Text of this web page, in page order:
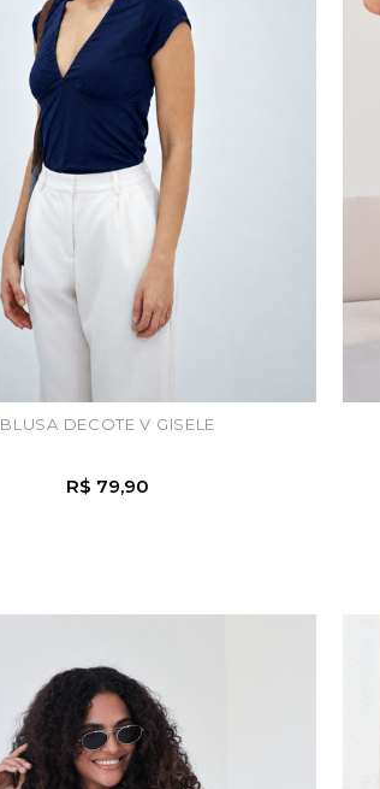
BLUSA DECOTE V GISELE
R$ 79,90